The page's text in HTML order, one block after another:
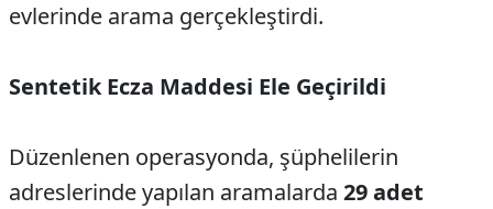
evlerinde arama gerçekleştirdi.
Sentetik Ecza Maddesi Ele Geçirildi
Düzenlenen operasyonda, şüphelilerin
adreslerinde yapılan aramalarda 29 adet